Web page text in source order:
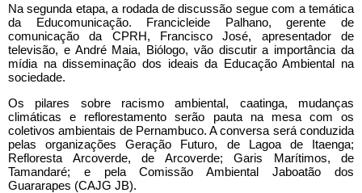
Na segunda etapa, a rodada de discussão segue com a temática
da Educomunicação. Francicleide Palhano, gerente de
comunicação da CPRH, Francisco José, apresentador de
televisão, e André Maia, Biólogo, vão discutir a importância da
mídia na disseminação dos ideais da Educação Ambiental na
sociedade.
Os pilares sobre racismo ambiental, caatinga, mudanças
climáticas e reflorestamento serão pauta na mesa com os
coletivos ambientais de Pernambuco. A conversa será conduzida
pelas organizações Geração Futuro, de Lagoa de Itaenga;
Refloresta Arcoverde, de Arcoverde; Garis Marítimos, de
Tamandaré; e pela Comissão Ambiental Jaboatão dos
Guararapes (CAJG JB).